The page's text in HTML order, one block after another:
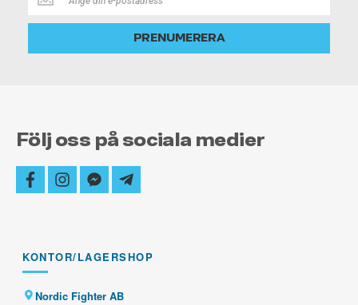
dig
alltid
PRENUMERERA
Följ oss på sociala medier
facebookinstagram
facebook-
messenger
telegram-
plane
KONTOR/LAGERSHOP
Nordic Fighter AB